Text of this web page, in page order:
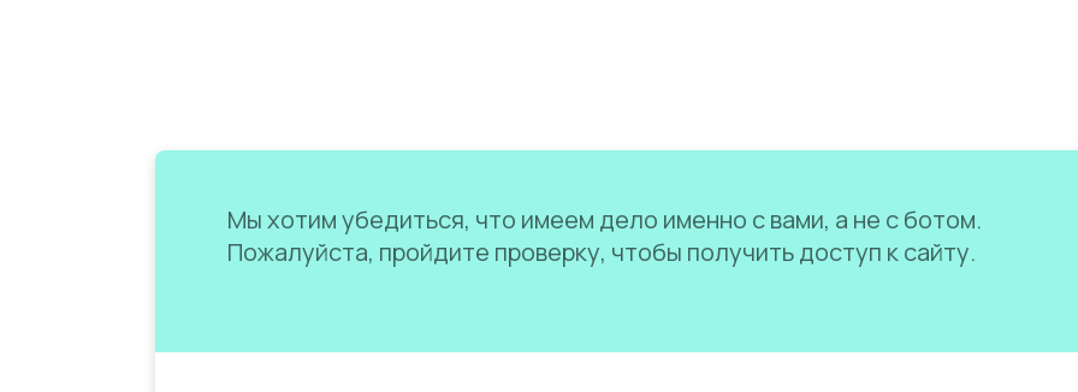
Мы хотим убедиться, что имеем дело именно с вами, а не с ботом.
Пожалуйста, пройдите проверку, чтобы получить доступ к сайту.